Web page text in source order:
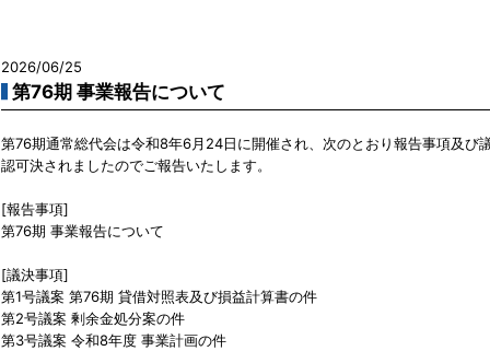
2026/06/25
第76期 事業報告について
第76期通常総代会は令和8年6月24日に開催され、次のとおり報告事項及び
認可決されましたのでご報告いたします。
[報告事項]
第76期 事業報告について
[議決事項]
第1号議案 第76期 貸借対照表及び損益計算書の件
第2号議案 剰余金処分案の件
第3号議案 令和8年度 事業計画の件